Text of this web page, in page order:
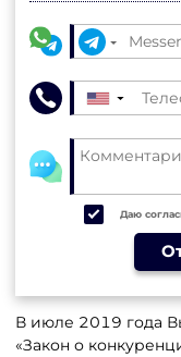
▼
Даю
В июле 2019 года
«Закон о